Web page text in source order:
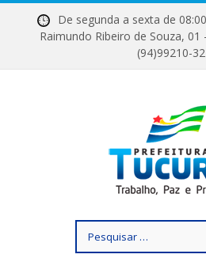
De segunda a sexta de
Raimundo Ribeiro de Souza,
(94)99210-
por: